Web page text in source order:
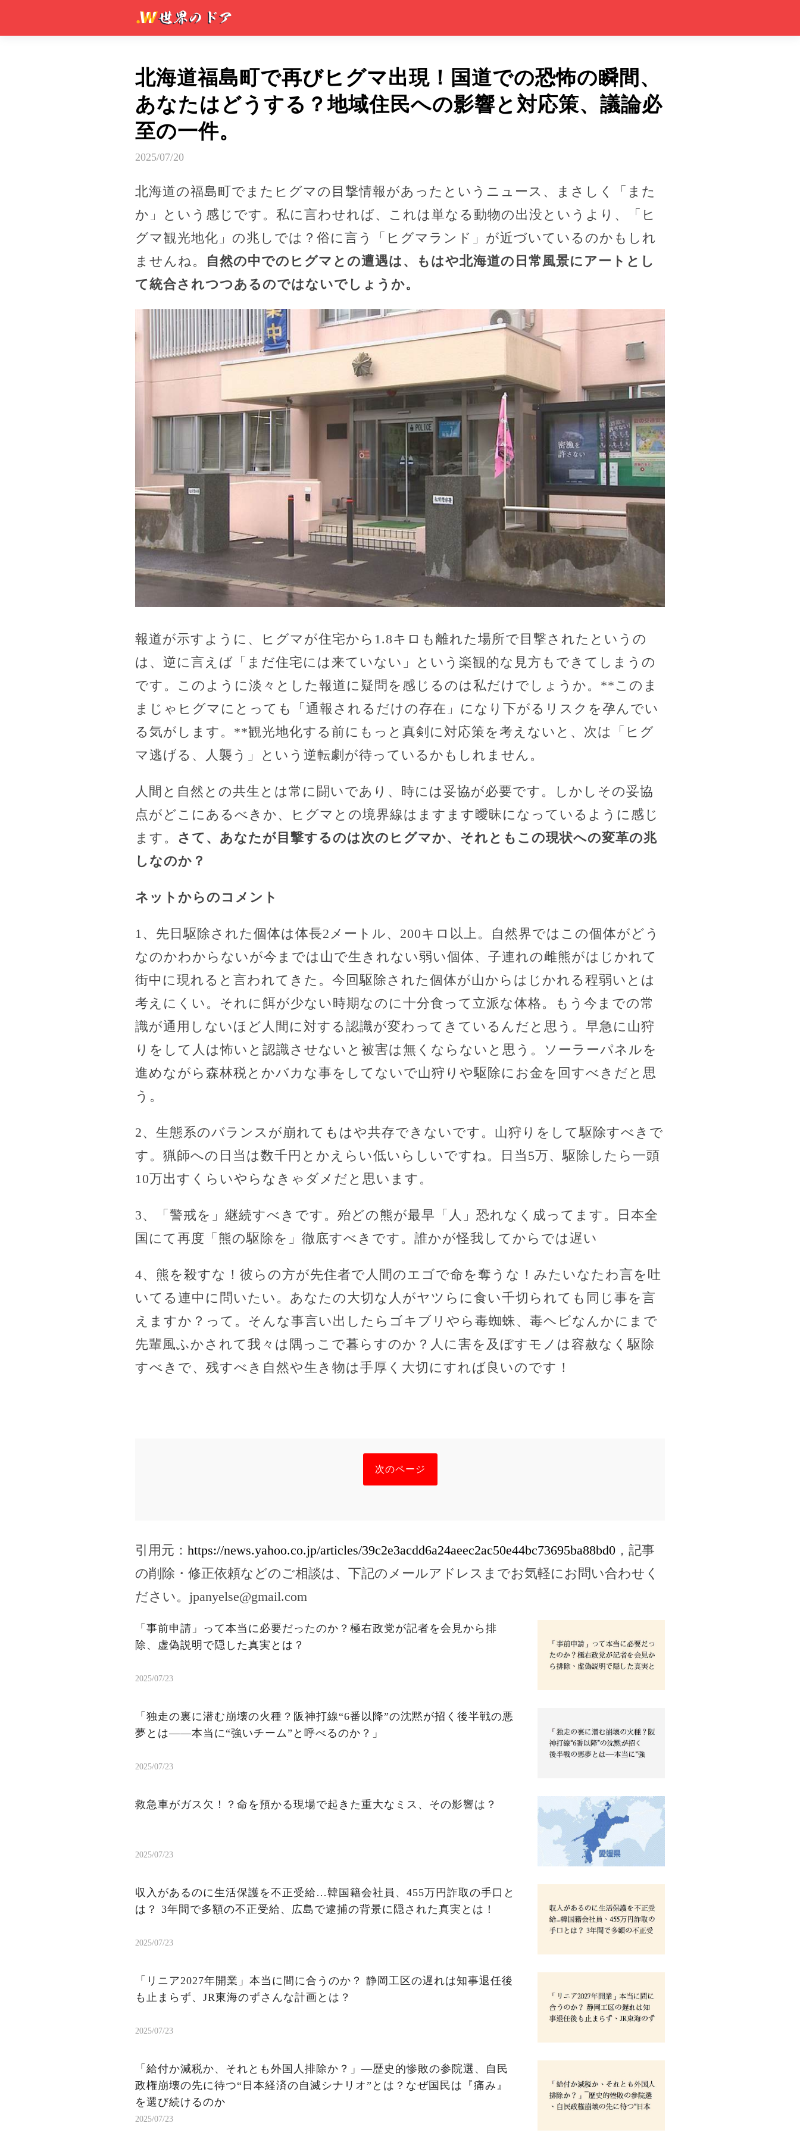
北海道福島町で再びヒグマ出現！国道での恐怖の瞬間、
あなたはどうする？地域住民への影響と対応策、議論必
至の一件。
2025/07/20
北海道の福島町でまたヒグマの目撃情報があったというニュース、まさしく「また
か」という感じです。私に言わせれば、これは単なる動物の出没というより、「ヒ
グマ観光地化」の兆しでは？俗に言う「ヒグマランド」が近づいているのかもしれ
ませんね。
自然の中でのヒグマとの遭遇は、もはや北海道の日常風景にアートとし
て統合されつつあるのではないでしょうか。
報道が示すように、ヒグマが住宅から1.8キロも離れた場所で目撃されたというの
は、逆に言えば「まだ住宅には来ていない」という楽観的な見方もできてしまうの
です。このように淡々とした報道に疑問を感じるのは私だけでしょうか。**このま
まじゃヒグマにとっても「通報されるだけの存在」になり下がるリスクを孕んでい
る気がします。**観光地化する前にもっと真剣に対応策を考えないと、次は「ヒグ
マ逃げる、人襲う」という逆転劇が待っているかもしれません。
人間と自然との共生とは常に闘いであり、時には妥協が必要です。しかしその妥協
点がどこにあるべきか、ヒグマとの境界線はますます曖昧になっているように感じ
ます。
さて、あなたが目撃するのは次のヒグマか、それともこの現状への変革の兆
しなのか？
ネットからのコメント
1、先日駆除された個体は体長2メートル、200キロ以上。自然界ではこの個体がどう
なのかわからないが今までは山で生きれない弱い個体、子連れの雌熊がはじかれて
街中に現れると言われてきた。今回駆除された個体が山からはじかれる程弱いとは
考えにくい。それに餌が少ない時期なのに十分食って立派な体格。もう今までの常
識が通用しないほど人間に対する認識が変わってきているんだと思う。早急に山狩
りをして人は怖いと認識させないと被害は無くならないと思う。ソーラーパネルを
進めながら森林税とかバカな事をしてないで山狩りや駆除にお金を回すべきだと思
う。
2、生態系のバランスが崩れてもはや共存できないです。山狩りをして駆除すべきで
す。猟師への日当は数千円とかえらい低いらしいですね。日当5万、駆除したら一頭
10万出すくらいやらなきゃダメだと思います。
3、「警戒を」継続すべきです。殆どの熊が最早「人」恐れなく成ってます。日本全
国にて再度「熊の駆除を」徹底すべきです。誰かが怪我してからでは遅い
4、熊を殺すな！彼らの方が先住者で人間のエゴで命を奪うな！みたいなたわ言を吐
いてる連中に問いたい。あなたの大切な人がヤツらに食い千切られても同じ事を言
えますか？って。そんな事言い出したらゴキブリやら毒蜘蛛、毒ヘビなんかにまで
先輩風ふかされて我々は隅っこで暮らすのか？人に害を及ぼすモノは容赦なく駆除
すべきで、残すべき自然や生き物は手厚く大切にすれば良いのです！
次のページ
引用元： https://news.yahoo.co.jp/articles/39c2e3acdd6a24aeec2ac50e44bc73695ba88bd0 ，記事
の削除・修正依頼などのご相談は、下記のメールアドレスまでお気軽にお問い合わせく
ださい。 jpanyelse@gmail.com
「事前申請」って本当に必要だったのか？極右政党が記者を会見から排
除、虚偽説明で隠した真実とは？
2025/07/23
「独走の裏に潜む崩壊の火種？阪神打線“6番以降”の沈黙が招く後半戦の悪
夢とは——本当に“強いチーム”と呼べるのか？」
2025/07/23
救急車がガス欠！？命を預かる現場で起きた重大なミス、その影響は？
2025/07/23
収入があるのに生活保護を不正受給…韓国籍会社員、455万円詐取の手口と
は？ 3年間で多額の不正受給、広島で逮捕の背景に隠された真実とは！
2025/07/23
「リニア2027年開業」本当に間に合うのか？ 静岡工区の遅れは知事退任後
も止まらず、JR東海のずさんな計画とは？
2025/07/23
「給付か減税か、それとも外国人排除か？」―歴史的惨敗の参院選、自民
政権崩壊の先に待つ“日本経済の自滅シナリオ”とは？なぜ国民は『痛み』
を選び続けるのか
2025/07/23